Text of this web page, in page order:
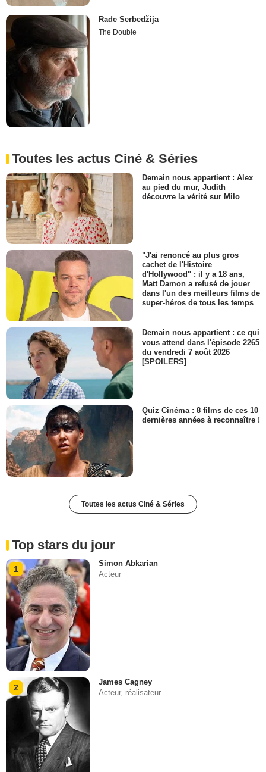
Rade Šerbedžija
The Double
Toutes les actus Ciné & Séries
Demain nous appartient : Alex
au pied du mur, Judith
découvre la vérité sur Milo
"J'ai renoncé au plus gros
cachet de l'Histoire
d'Hollywood" : il y a 18 ans,
Matt Damon a refusé de jouer
dans l'un des meilleurs films de
super-héros de tous les temps
Demain nous appartient : ce qui
vous attend dans l'épisode 2265
du vendredi 7 août 2026
[SPOILERS]
Quiz Cinéma : 8 films de ces 10
dernières années à reconnaître !
Toutes les actus Ciné & Séries
Top stars du jour
1
Simon Abkarian
Acteur
2
James Cagney
Acteur, réalisateur